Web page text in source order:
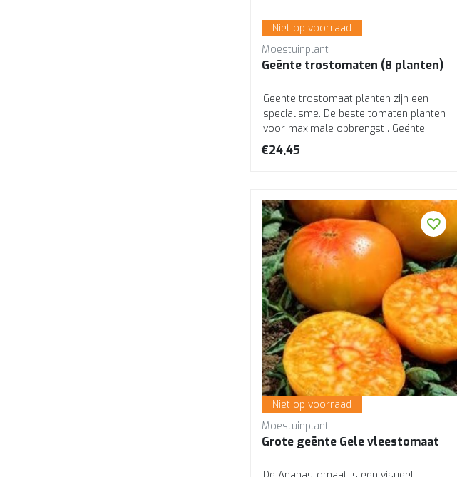
Niet op voorraad
Moestuinplant
Geënte trostomaten (8 planten)
Geënte trostomaat planten zijn een
specialisme. De beste tomaten planten
voor maximale opbrengst . Geënte
trostomaten, r...
€24,45
Niet op voorraad
Moestuinplant
Grote geënte Gele vleestomaat